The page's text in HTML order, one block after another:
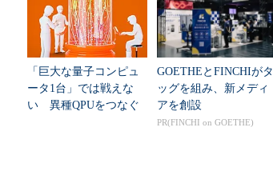
「巨大な量子コンピュ
ータ1台」では戦えな
い 異種QPUをつなぐ
GOETHEとFINCHIがタ
ッグを組み、新メディ
アを創設
PR(FINCHI on GOETHE)